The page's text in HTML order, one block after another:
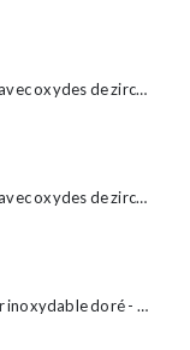
Boucles d'oreilles forme ovale avec oxydes de zirconium en acier inoxydable doré
Boucles d'oreilles forme ovale avec oxydes de zirconium en acier inoxydable argenté
Boucles d'oreilles soleil en acier inoxydable doré - 10mm